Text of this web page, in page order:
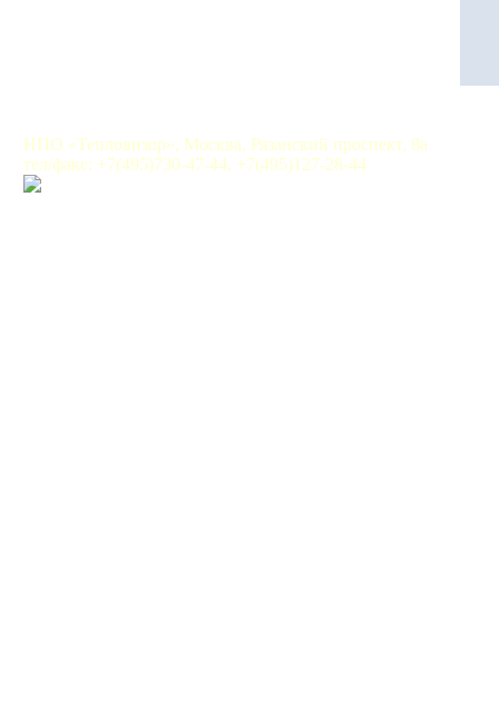
НПО «Тепловизор», Москва, Рязанский проспект, 8а
тел/факс: +7(495)730-47-44, +7(495)127-28-44